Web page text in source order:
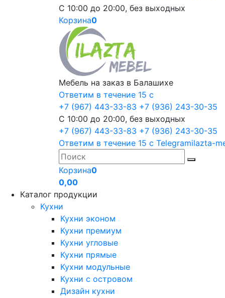
С 10:00 до 20:00, без выходных
Корзина0
Мебель на заказ в Балашихе
Ответим в течение 15 с
+7 (967) 443-33-83 +7 (936) 243-30-35
С 10:00 до 20:00, без выходных
+7 (967) 443-33-83 +7 (936) 243-30-35
Ответим в течение 15 с Telegramilazta-
Корзина0
0,00
Каталог продукции
Кухни
Кухни эконом
Кухни премиум
Кухни угловые
Кухни прямые
Кухни модульные
Кухни с островом
Дизайн кухни